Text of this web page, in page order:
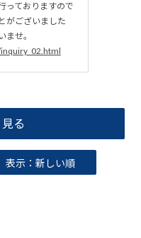
っておりますので
がございました
せ。
る
表示：新しい順